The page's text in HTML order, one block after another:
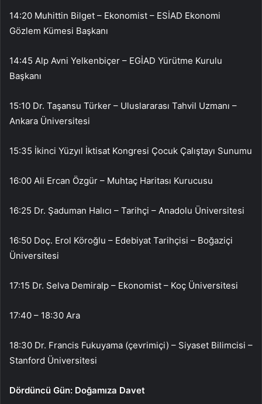
14:20 Muhittin Bilget – Ekonomist – ESİAD Ekonomi
Gözlem Kümesi Başkanı
14:45 Alp Avni Yelkenbiçer – EGİAD Yürütme Kurulu
Başkanı
15:10 Dr. Taşansu Türker – Uluslararası Tahvil Uzmanı –
Ankara Üniversitesi
15:35 İkinci Yüzyıl İktisat Kongresi Çocuk Çalıştayı Sunumu
16:00 Ali Ercan Özgür – Muhtaç Haritası Kurucusu
16:25 Dr. Şaduman Halıcı – Tarihçi – Anadolu Üniversitesi
16:50 Doç. Erol Köroğlu – Edebiyat Tarihçisi – Boğaziçi
Üniversitesi
17:15 Dr. Selva Demiralp – Ekonomist – Koç Üniversitesi
17:40 – 18:30 Ara
18:30 Dr. Francis Fukuyama (çevrimiçi) – Siyaset Bilimcisi –
Stanford Üniversitesi
Dördüncü Gün: Doğamıza Davet